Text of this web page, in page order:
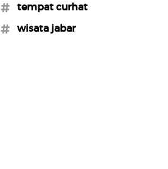
#tempat curhat
#wisata jabar